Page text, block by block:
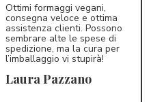
LP 5/5
Ottimi formaggi vegani,
consegna veloce e ottima
assistenza clienti. Possono
sembrare alte le spese di
spedizione, ma la cura per
l’imballaggio vi stupirà!
Laura Pazzano